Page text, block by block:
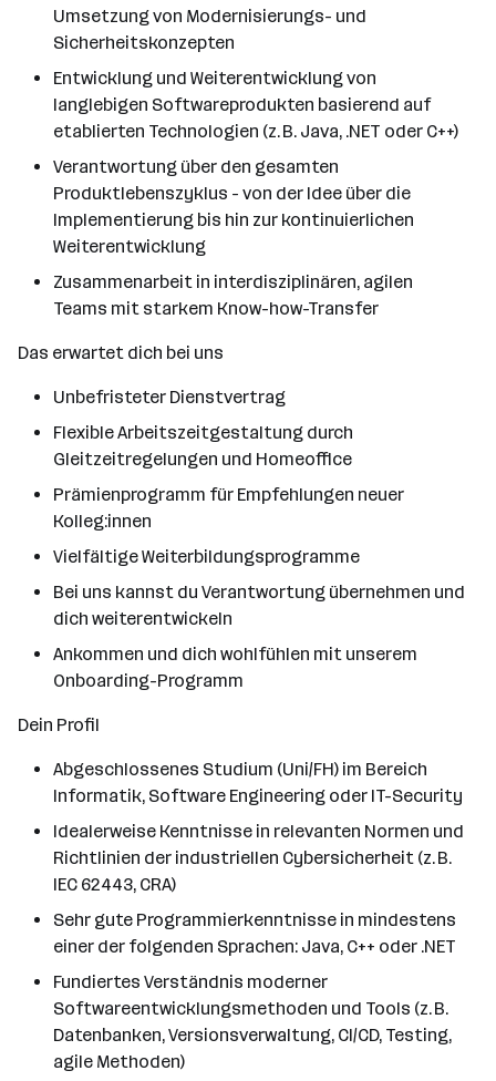
Umsetzung von Modernisierungs- und
Sicherheitskonzepten
Entwicklung und Weiterentwicklung von
langlebigen Softwareprodukten basierend auf
etablierten Technologien (z. B. Java, .NET oder C++)
Verantwortung über den gesamten
Produktlebenszyklus - von der Idee über die
Implementierung bis hin zur kontinuierlichen
Weiterentwicklung
Zusammenarbeit in interdisziplinären, agilen
Teams mit starkem Know-how-Transfer
Das erwartet dich bei uns
Unbefristeter Dienstvertrag
Flexible Arbeitszeitgestaltung durch
Gleitzeitregelungen und Homeoffice
Prämienprogramm für Empfehlungen neuer
Kolleg:innen
Vielfältige Weiterbildungsprogramme
Bei uns kannst du Verantwortung übernehmen und
dich weiterentwickeln
Ankommen und dich wohlfühlen mit unserem
Onboarding-Programm
Dein Profil
Abgeschlossenes Studium (Uni/FH) im Bereich
Informatik, Software Engineering oder IT-Security
Idealerweise Kenntnisse in relevanten Normen und
Richtlinien der industriellen Cybersicherheit (z. B.
IEC 62443, CRA)
Sehr gute Programmierkenntnisse in mindestens
einer der folgenden Sprachen: Java, C++ oder .NET
Fundiertes Verständnis moderner
Softwareentwicklungsmethoden und Tools (z. B.
Datenbanken, Versionsverwaltung, CI/CD, Testing,
agile Methoden)